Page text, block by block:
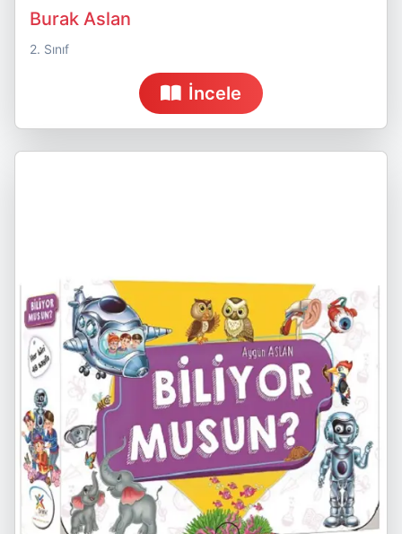
Burak Aslan
2. Sınıf
İncele